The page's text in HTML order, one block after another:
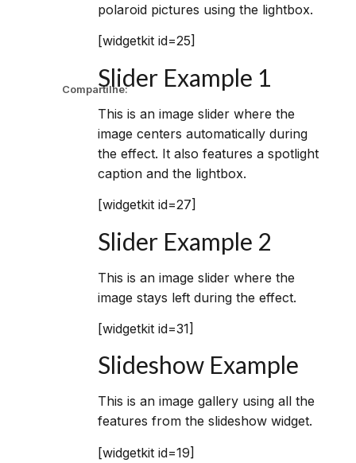
Compartilhe:
polaroid pictures using the lightbox.
[widgetkit id=25]
Slider Example 1
This is an image slider where the
image centers automatically during
the effect. It also features a spotlight
caption and the lightbox.
[widgetkit id=27]
Slider Example 2
This is an image slider where the
image stays left during the effect.
[widgetkit id=31]
Slideshow Example
This is an image gallery using all the
features from the slideshow widget.
[widgetkit id=19]